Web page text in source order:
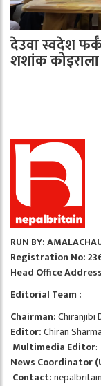
देउवा स्वदेश
शशांक कोइराला
RUN BY:
Registration No:
Head Office
Editorial Team :
Chairman:Chiranjibi
Editor:Chiran Sharma
Multimedia Editor:
News Coordinator
Contact: